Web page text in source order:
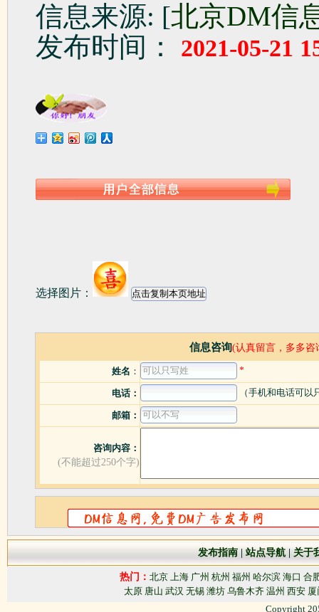
信息来源: [北京DM信
发布时间：
2021-05-21
选择图片：
信息咨询(认真留言，多多咨
姓名 ： *
电话： （手机和电话可以
邮箱：
咨询内容：
(不能超过250个字)
发布指南 |站点导航| 关于
热门： 北京 上海 广州 杭州 福州 哈尔滨 海口 合
太原 唐山 武汉 无锡 潍坊 乌鲁木齐 温州 西安 厦
Copyright